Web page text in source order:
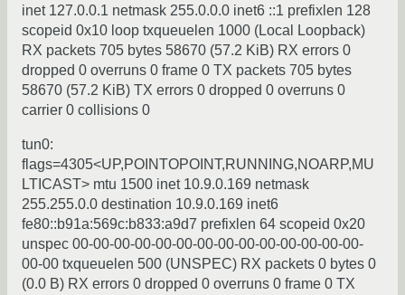
inet 127.0.0.1 netmask 255.0.0.0 inet6 ::1 prefixlen 128
scopeid 0x10 loop txqueuelen 1000 (Local Loopback)
RX packets 705 bytes 58670 (57.2 KiB) RX errors 0
dropped 0 overruns 0 frame 0 TX packets 705 bytes
58670 (57.2 KiB) TX errors 0 dropped 0 overruns 0
carrier 0 collisions 0
tun0:
flags=4305<UP,POINTOPOINT,RUNNING,NOARP,MU
LTICAST> mtu 1500 inet 10.9.0.169 netmask
255.255.0.0 destination 10.9.0.169 inet6
fe80::b91a:569c:b833:a9d7 prefixlen 64 scopeid 0x20
unspec 00-00-00-00-00-00-00-00-00-00-00-00-00-00-
00-00 txqueuelen 500 (UNSPEC) RX packets 0 bytes 0
(0.0 B) RX errors 0 dropped 0 overruns 0 frame 0 TX